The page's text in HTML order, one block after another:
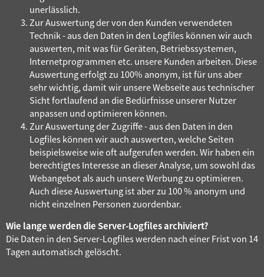
unerlässlich.
Zur Auswertung der von den Kunden verwendeten
Technik - aus den Daten in den Logfiles können wir auch
auswerten, mit was für Geräten, Betriebssystemen,
Internetprogrammen etc. unsere Kunden arbeiten. Diese
Auswertung erfolgt zu 100% anonym, ist für uns aber
sehr wichtig, damit wir unsere Webseite aus technischer
Sicht fortlaufend an die Bedürfnisse unserer Nutzer
anpassen und optimieren können.
Zur Auswertung der Zugriffe - aus den Daten in den
Logfiles können wir auch auswerten, welche Seiten
beispielsweise wie oft aufgerufen werden. Wir haben ein
berechtigtes Interesse an dieser Analyse, um sowohl das
Webangebot als auch unsere Werbung zu optimieren.
Auch diese Auswertung ist aber zu 100 % anonym und
nicht einzelnen Personen zuordenbar.
Wie lange werden die Server-Logfiles archiviert?
Die Daten in den Server-Logfiles werden nach einer Frist von 14
Tagen automatisch gelöscht.